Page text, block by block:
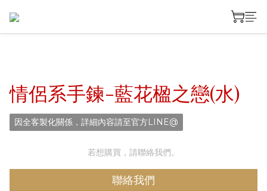
情侶系手鍊-藍花楹之戀(水)
因全客製化關係，詳細內容請至官方LINE@
若想購買，請聯絡我們。
聯絡我們